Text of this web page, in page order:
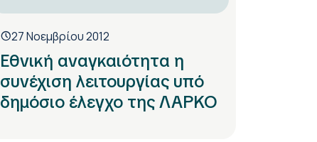
27 Νοεμβρίου 2012
Εθνική αναγκαιότητα η
συνέχιση λειτουργίας υπό
δημόσιο έλεγχο της ΛΑΡΚΟ